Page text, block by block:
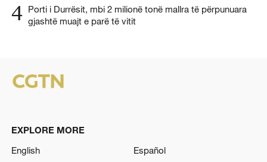
4 Porti i Durrësit, mbi 2 milionë tonë mallra të përpunuara
gjashtë muajt e parë të vitit
EXPLORE MORE
English
Español